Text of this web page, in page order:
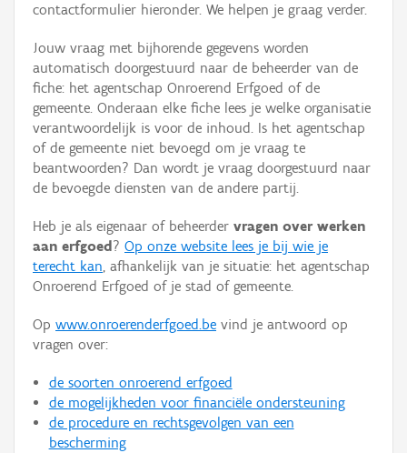
Aanduidingsobject
Waarneming
Thema
Gebeurtenis
Persoon of collectief
Hergebruik
Aanmelden
contactformulier hieronder. We helpen je graag verder.
Jouw vraag met bijhorende gegevens worden
automatisch doorgestuurd naar de beheerder van de
fiche: het agentschap Onroerend Erfgoed of de
gemeente. Onderaan elke fiche lees je welke organisatie
verantwoordelijk is voor de inhoud. Is het agentschap
of de gemeente niet bevoegd om je vraag te
beantwoorden? Dan wordt je vraag doorgestuurd naar
de bevoegde diensten van de andere partij.
Heb je als eigenaar of beheerder vragen over werken
aan erfgoed ? Op onze website lees je bij wie je
terecht kan, afhankelijk van je situatie: het agentschap
Onroerend Erfgoed of je stad of gemeente.
Op www.onroerenderfgoed.be vind je antwoord op
vragen over:
de soorten onroerend erfgoed
de mogelijkheden voor financiële ondersteuning
de procedure en rechtsgevolgen van een
bescherming